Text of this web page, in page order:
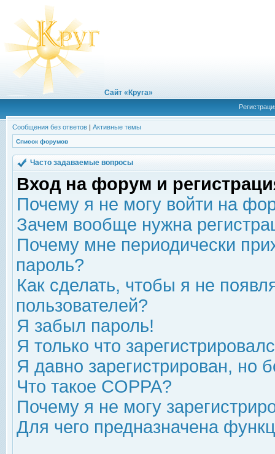
Сайт «Круга»
Сообщения без ответов | Активные темы
Список форумов
Часто задаваемые вопросы
Вход на форум и
Почему я не могу войти на
Зачем вообще нужна
Почему мне периодически
пароль?
Как сделать, чтобы я не
пользователей?
Я забыл пароль!
Я только что
Я давно зарегистрирован, но
Что такое COPPA?
Почему я не могу
Для чего предназначена